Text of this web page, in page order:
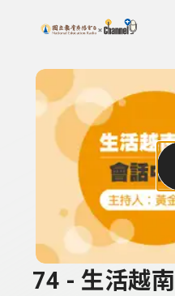
上方功能區塊
搜尋關鍵字：可輸入節目
74 - 生活越